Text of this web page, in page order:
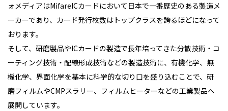
ォメディアはMifareICカードにおいて日本で一番歴史のある製造メ
ーカーであり、カード発行枚数はトップクラスを誇るほどになって
おります。
そして、研磨製品やICカードの製造で長年培ってきた分散技術・コ
ーティング技術・配線形成技術などの製造技術に、有機化学、無
機化学、界面化学を基本に科学的な切り口を盛り込むことで、研
磨フィルムやCMPスラリー、フィルムヒーターなどの工業製品へ
展開しています。